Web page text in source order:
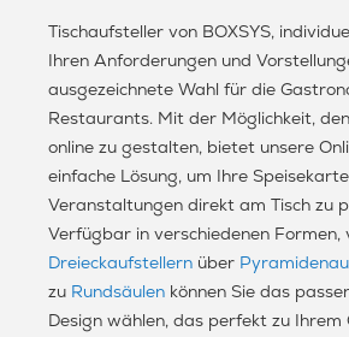
Tischaufsteller von BOXSYS,
Ihren Anforderungen und
ausgezeichnete Wahl für die
Restaurants. Mit der Möglichkeit,
online zu gestalten, bietet unsere
einfache Lösung, um Ihre
Veranstaltungen direkt am Tisch zu
Verfügbar in verschiedenen Formen,
Dreieckaufstellern über
zu Rundsäulen können Sie das
Design wählen, das perfekt zu